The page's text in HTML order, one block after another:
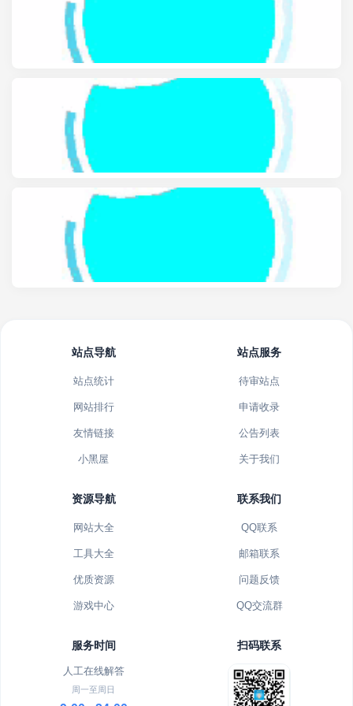
站点导航
站点统计
网站排行
友情链接
小黑屋
站点服务
待审站点
申请收录
公告列表
关于我们
资源导航
网站大全
工具大全
优质资源
游戏中心
联系我们
QQ联系
邮箱联系
问题反馈
QQ交流群
服务时间
人工在线解答
周一至周日
扫码联系